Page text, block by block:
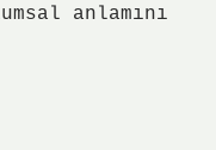
anlamını